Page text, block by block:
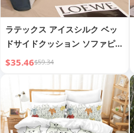
ラテックス アイスシルク ベッ
ドサイドクッション ソファピロ
ー
$35.46$59.34